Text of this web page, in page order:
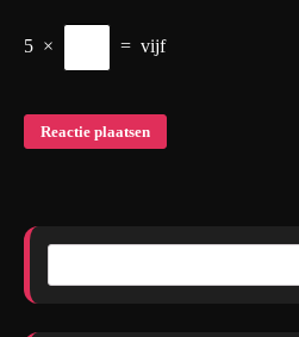
5 × = vijf